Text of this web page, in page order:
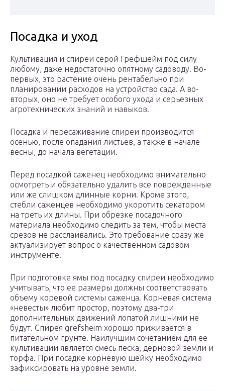
Посадка и уход
Культивация и спиреи серой Грефшейм под силу
любому, даже недостаточно опятному садоводу. Во-
первых, это растение очень рентабельно при
планировании расходов на устройство сада. А во-
вторых, оно не требует особого ухода и серьезных
агротехнических знаний и навыков.
Посадка и пересаживание спиреи производится
осенью, после опадания листьев, а также в начале
весны, до начала вегетации.
Перед посадкой саженец необходимо внимательно
осмотреть и обязательно удалить все поврежденные
или же слишком длинные корни. Кроме этого,
стебли саженцев необходимо укоротить секатором
на треть их длины. При обрезке посадочного
материала необходимо следить за тем, чтобы места
срезов не расслаивались. Это требование сразу же
актуализирует вопрос о качественном садовом
инструменте.
При подготовке ямы под посадку спиреи необходимо
учитывать, что ее размеры должны соответствовать
объему коревой системы саженца. Корневая система
«невесты» любит простор, поэтому два-три
дополнительных движений лопатой лишними не
будут. Спирея grefsheim хорошо приживается в
питательном грунте. Наилучшим сочетанием для ее
культивации является смесь песка, дерновой земли и
торфа. При посадке корневую шейку необходимо
зафиксировать на уровне земли.